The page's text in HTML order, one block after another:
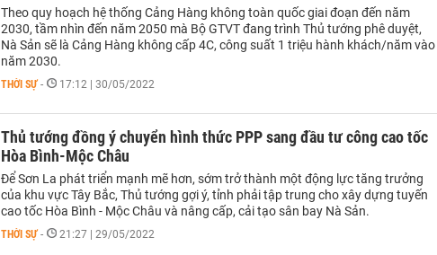
Theo quy hoạch hệ thống Cảng Hàng không toàn quốc giai đoạn đến năm
2030, tầm nhìn đến năm 2050 mà Bộ GTVT đang trình Thủ tướng phê duyệt,
Nà Sản sẽ là Cảng Hàng không cấp 4C, công suất 1 triệu hành khách/năm vào
năm 2030.
THỜI SỰ - 17:12 | 30/05/2022
Thủ tướng đồng ý chuyển hình thức PPP sang đầu tư công cao tốc
Hòa Bình-Mộc Châu
Để Sơn La phát triển mạnh mẽ hơn, sớm trở thành một động lực tăng trưởng
của khu vực Tây Bắc, Thủ tướng gợi ý, tỉnh phải tập trung cho xây dựng tuyến
cao tốc Hòa Bình - Mộc Châu và nâng cấp, cải tạo sân bay Nà Sản.
THỜI SỰ - 21:27 | 29/05/2022